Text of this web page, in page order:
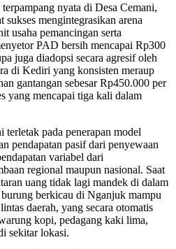
nyata di Desa Cemani,
mengintegrasikan arena
usaha pemancingan serta
PAD bersih mencapai Rp300
juga diadopsi secara agresif oleh
di Kediri yang konsisten meraup
gantangan sebesar Rp450.000 per
yang mencapai tiga kali dalam
pada penerapan model
pendapatan pasif dari penyewaan
variabel dari
regional maupun nasional. Saat
uang tidak lagi mandek di dalam
berkicau di Nganjuk mampu
daerah, yang secara otomatis
kopi, pedagang kaki lima,
sekitar lokasi.